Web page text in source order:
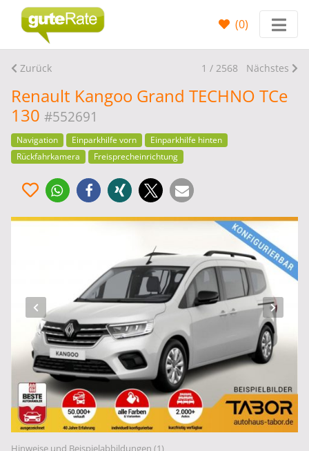
(0)
Zurück 1 / 2568 Nächstes
Renault Kangoo Grand TECHNO TCe
130 #552691
Navigation Einparkhilfe vorn
Einparkhilfe hinten
Rückfahrkamera
Freisprecheinrichtung
Hinweise und Beispielabbildungen (1)